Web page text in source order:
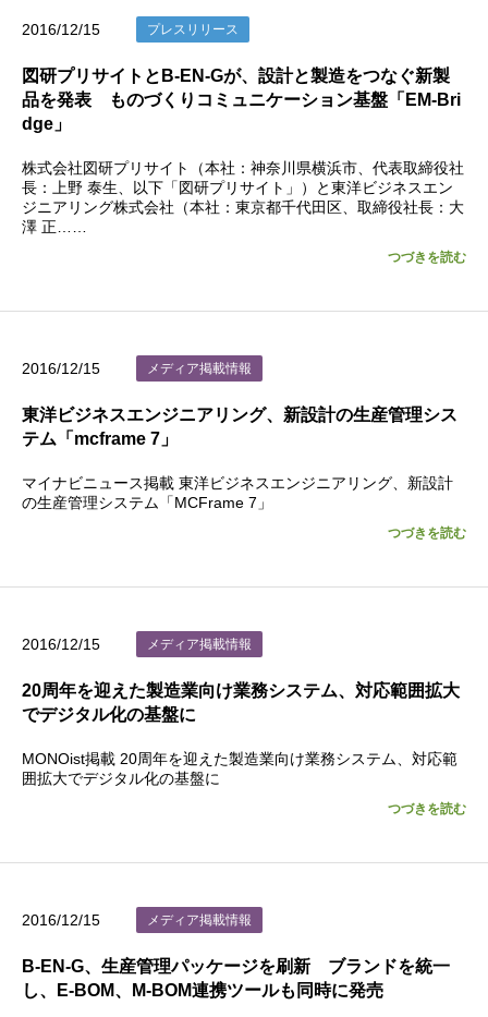
2016/12/15 プレスリリース
図研プリサイトとB-EN-Gが、設計と製造をつなぐ新製
品を発表 ものづくりコミュニケーション基盤「EM-Bri
dge」
株式会社図研プリサイト（本社：神奈川県横浜市、代表取締役社
長：上野 泰生、以下「図研プリサイト」）と東洋ビジネスエン
ジニアリング株式会社（本社：東京都千代田区、取締役社長：大
澤 正……
つづきを読む
2016/12/15 メディア掲載情報
東洋ビジネスエンジニアリング、新設計の⽣産管理シス
テム「mcframe 7」
マイナビニュース掲載 東洋ビジネスエンジニアリング、新設計
の⽣産管理システム「MCFrame 7」
つづきを読む
2016/12/15 メディア掲載情報
20周年を迎えた製造業向け業務システム、対応範囲拡大
でデジタル化の基盤に
MONOist掲載 20周年を迎えた製造業向け業務システム、対応範
囲拡大でデジタル化の基盤に
つづきを読む
2016/12/15 メディア掲載情報
B-EN-G、生産管理パッケージを刷新 ブランドを統一
し、E-BOM、M-BOM連携ツールも同時に発売